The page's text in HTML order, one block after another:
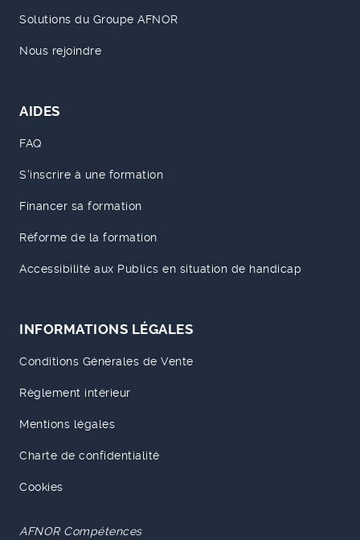
Solutions du Groupe AFNOR
Nous rejoindre
AIDES
FAQ
S'inscrire à une formation
Financer sa formation
Réforme de la formation
Accessibilité aux Publics en situation de handicap
INFORMATIONS LÉGALES
Conditions Générales de Vente
Règlement intérieur
Mentions légales
Charte de confidentialité
Cookies
AFNOR Compétences